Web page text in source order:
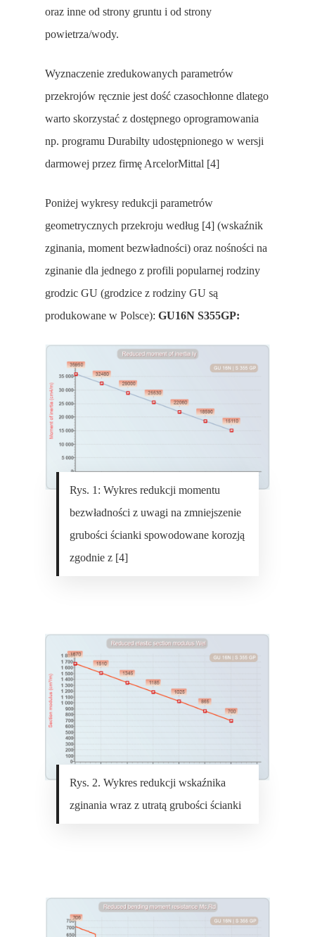
oraz inne od strony gruntu i od strony
powietrza/wody.
Wyznaczenie zredukowanych parametrów
przekrojów ręcznie jest dość czasochłonne dlatego
warto skorzystać z dostępnego oprogramowania
np. programu Durabilty udostępnionego w wersji
darmowej przez firmę ArcelorMittal [4]
Poniżej wykresy redukcji parametrów
geometrycznych przekroju według [4] (wskaźnik
zginania, moment bezwładności) oraz nośności na
zginanie dla jednego z profili popularnej rodziny
grodzic GU (grodzice z rodziny GU są
produkowane w Polsce):GU16N S355GP:
Rys. 1: Wykres redukcji momentu
bezwładności z uwagi na zmniejszenie
grubości ścianki spowodowane korozją
zgodnie z [4]
Rys. 2. Wykres redukcji wskaźnika
zginania wraz z utratą grubości ścianki